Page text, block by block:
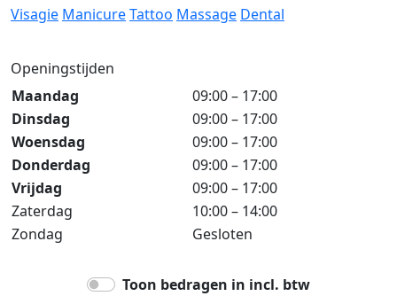
Visagie ManicureTattoo Massage Dental
Openingstijden
Maandag
09:00 – 17:00
Dinsdag
09:00 – 17:00
Woensdag
09:00 – 17:00
Donderdag
09:00 – 17:00
Vrijdag
09:00 – 17:00
Zaterdag
10:00 – 14:00
Zondag
Gesloten
Toon bedragen in incl. btw